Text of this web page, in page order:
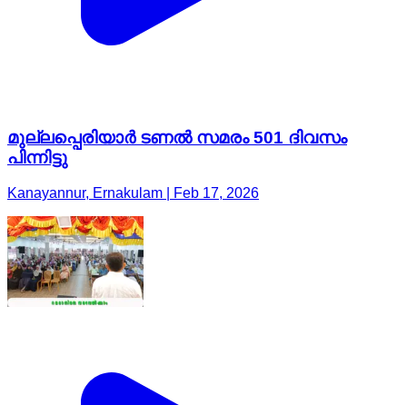
മുല്ലപ്പെരിയാർ ടണൽ സമരം 501 ദിവസം
പിന്നിട്ടു
Kanayannur, Ernakulam | Feb 17, 2026